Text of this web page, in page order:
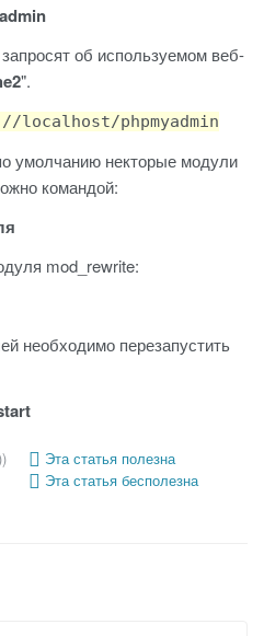
об используемом веб-
".
localhost/phpmyadmin
умолчанию некторые модули
командой:
mod_rewrite:
необходимо перезапустить
Эта статья полезна
Эта статья бесполезна